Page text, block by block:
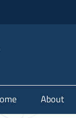
About